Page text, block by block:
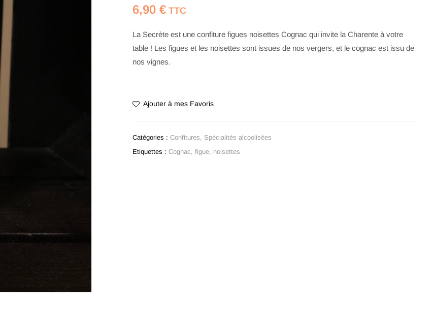
6,90 € TTC
La Secrète est une confiture figues noisettes Cognac qui invite la Charente à votre
table ! Les figues et les noisettes sont issues de nos vergers, et le cognac est issu de
nos vignes.
Ajouter à mes Favoris
Catégories : Confitures, Spécialités alcoolisées
Etiquettes : Cognac, figue, noisettes